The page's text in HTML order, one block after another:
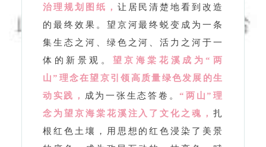
山”理念在望京引领高质量绿色发展的生
动实践，成为一张生态答卷。 “两山”理
念为望京海棠花溪注入了文化之魂，
根红色土壤，用思想的红色浸染了美景
的底色，成为政民互动的一抹亮色，赋
予了海棠花溪新的内涵和意义。
这是望京河的独白，前世今生娓娓道